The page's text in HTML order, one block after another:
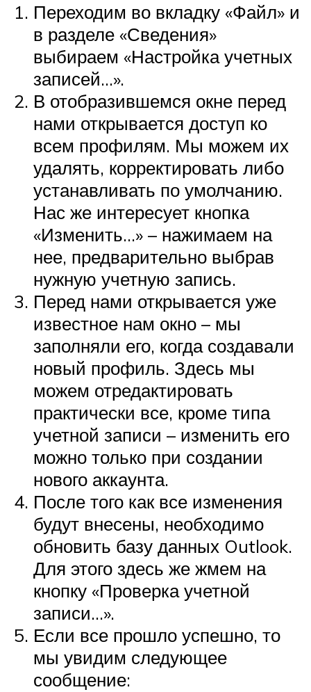
Переходим во вкладку «Файл» и
в разделе «Сведения»
выбираем «Настройка учетных
записей…».
В отобразившемся окне перед
нами открывается доступ ко
всем профилям. Мы можем их
удалять, корректировать либо
устанавливать по умолчанию.
Нас же интересует кнопка
«Изменить…» – нажимаем на
нее, предварительно выбрав
нужную учетную запись.
Перед нами открывается уже
известное нам окно – мы
заполняли его, когда создавали
новый профиль. Здесь мы
можем отредактировать
практически все, кроме типа
учетной записи – изменить его
можно только при создании
нового аккаунта.
После того как все изменения
будут внесены, необходимо
обновить базу данных Outlook.
Для этого здесь же жмем на
кнопку «Проверка учетной
записи…».
Если все прошло успешно, то
мы увидим следующее
сообщение: